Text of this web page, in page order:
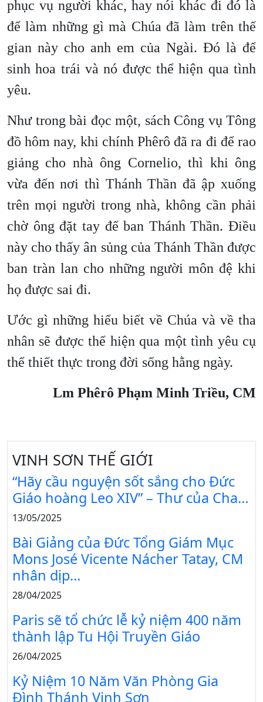
phục vụ người khác, hay nói khác đi đó là
để làm những gì mà Chúa đã làm trên thế
gian này cho anh em của Ngài. Đó là để
sinh hoa trái và nó được thể hiện qua tình
yêu.
Như trong bài đọc một, sách Công vụ Tông
đồ hôm nay, khi chính Phêrô đã ra đi để rao
giảng cho nhà ông Cornelio, thì khi ông
vừa đến nơi thì Thánh Thần đã ập xuống
trên mọi người trong nhà, không cần phải
chờ ông đặt tay để ban Thánh Thần. Điều
này cho thấy ân sủng của Thánh Thần được
ban tràn lan cho những người môn đệ khi
họ được sai đi.
Ước gì những hiểu biết về Chúa và về tha
nhân sẽ được thể hiện qua một tình yêu cụ
thể thiết thực trong đời sống hằng ngày.
Lm Phêrô Phạm Minh Triều, CM
VINH SƠN THẾ GIỚI
“Hãy cầu nguyện sốt sắng cho Đức
Giáo hoàng Leo XIV” – Thư của Cha…
13/05/2025
Bài Giảng của Đức Tổng Giám Mục
Mons José Vicente Nácher Tatay, CM
nhân dịp…
28/04/2025
Paris sẽ tổ chức lễ kỷ niệm 400 năm
thành lập Tu Hội Truyền Giáo
26/04/2025
Kỷ Niệm 10 Năm Văn Phòng Gia
Đình Thánh Vinh Sơn